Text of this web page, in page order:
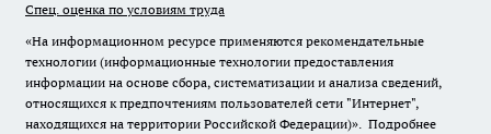
Спец. оценка по условиям труда
«На информационном ресурсе применяются рекомендательные
технологии (информационные технологии предоставления
информации на основе сбора, систематизации и анализа сведений,
относящихся к предпочтениям пользователей сети "Интернет",
находящихся на территории Российской Федерации)». Подробнее